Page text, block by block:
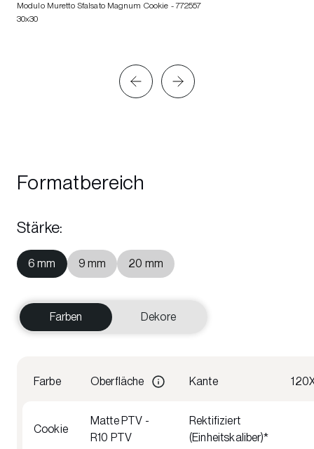
Modulo Muretto Sfalsato Magnum Cookie - 772557
30x30
Formatbereich
Stärke:
6 mm 9 mm 20 mm
Farben Dekore
Farbe Oberfläche Kante
Cookie
Matte PTV -
R10 PTV
Rektifiziert
(Einheitskaliber)*